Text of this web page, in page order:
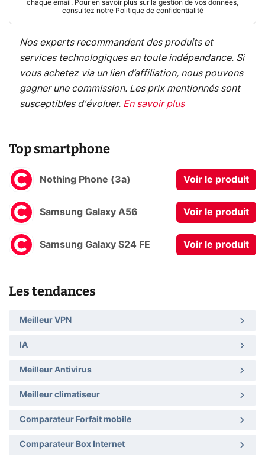
chaque email. Pour en savoir plus sur la gestion de vos données,
consultez notre Politique de confidentialité
Nos experts recommandent des produits et
services technologiques en toute indépendance. Si
vous achetez via un lien d’affiliation, nous pouvons
gagner une commission. Les prix mentionnés sont
susceptibles d'évoluer. En savoir plus
Top smartphone
Nothing Phone (3a) Voir le produit
Samsung Galaxy A56 Voir le produit
Samsung Galaxy S24 FE Voir le produit
Les tendances
Meilleur VPN
IA
Meilleur Antivirus
Meilleur climatiseur
Comparateur Forfait mobile
Comparateur Box Internet